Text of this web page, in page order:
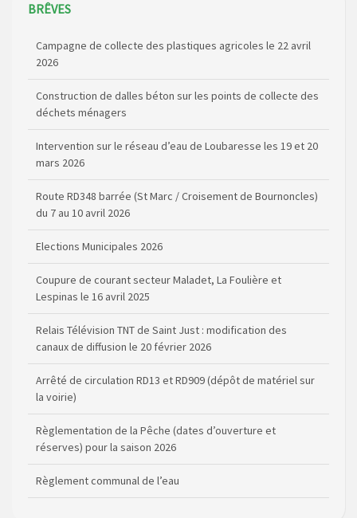
BRÊVES
Campagne de collecte des plastiques agricoles le 22 avril
2026
Construction de dalles béton sur les points de collecte des
déchets ménagers
Intervention sur le réseau d’eau de Loubaresse les 19 et 20
mars 2026
Route RD348 barrée (St Marc / Croisement de Bournoncles)
du 7 au 10 avril 2026
Elections Municipales 2026
Coupure de courant secteur Maladet, La Foulière et
Lespinas le 16 avril 2025
Relais Télévision TNT de Saint Just : modification des
canaux de diffusion le 20 février 2026
Arrêté de circulation RD13 et RD909 (dépôt de matériel sur
la voirie)
Règlementation de la Pêche (dates d’ouverture et
réserves) pour la saison 2026
Règlement communal de l’eau